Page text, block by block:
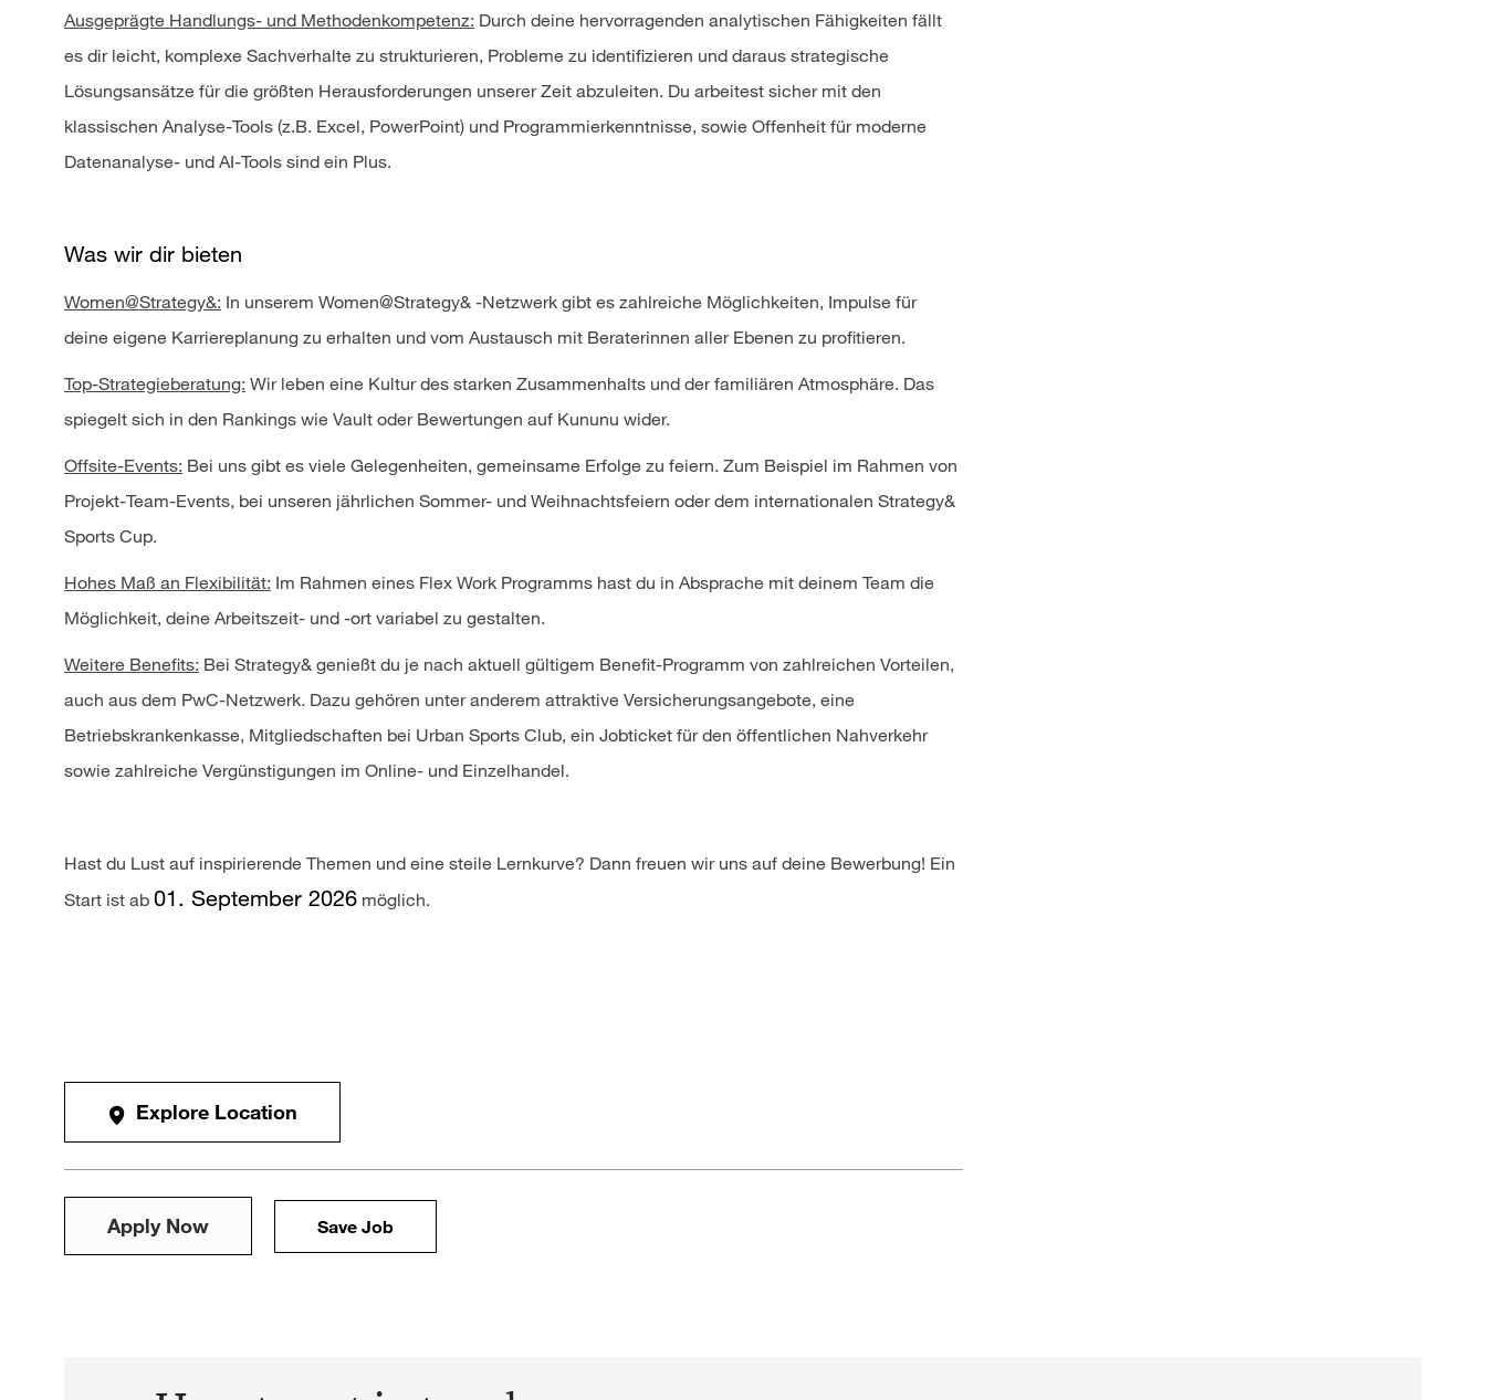
Ausgeprägte Handlungs- und Methodenkompetenz: Durch deine hervorragenden analytischen Fähigkeiten fällt
es dir leicht, komplexe Sachverhalte zu strukturieren, Probleme zu identifizieren und daraus strategische
Lösungsansätze für die größten Herausforderungen unserer Zeit abzuleiten. Du arbeitest sicher mit den
klassischen Analyse-Tools (z.B. Excel, PowerPoint) und Programmierkenntnisse, sowie Offenheit für moderne
Datenanalyse- und AI-Tools sind ein Plus.
Was wir dir bieten
Women@Strategy&: In unserem Women@Strategy& -Netzwerk gibt es zahlreiche Möglichkeiten, Impulse für
deine eigene Karriereplanung zu erhalten und vom Austausch mit Beraterinnen aller Ebenen zu profitieren.
Top-Strategieberatung: Wir leben eine Kultur des starken Zusammenhalts und der familiären Atmosphäre. Das
spiegelt sich in den Rankings wie Vault oder Bewertungen auf Kununu wider.
Offsite-Events: Bei uns gibt es viele Gelegenheiten, gemeinsame Erfolge zu feiern. Zum Beispiel im Rahmen von
Projekt-Team-Events, bei unseren jährlichen Sommer- und Weihnachtsfeiern oder dem internationalen Strategy&
Sports Cup.
Hohes Maß an Flexibilität: Im Rahmen eines Flex Work Programms hast du in Absprache mit deinem Team die
Möglichkeit, deine Arbeitszeit- und -ort variabel zu gestalten.
Weitere Benefits: Bei Strategy& genießt du je nach aktuell gültigem Benefit-Programm von zahlreichen Vorteilen,
auch aus dem PwC-Netzwerk. Dazu gehören unter anderem attraktive Versicherungsangebote, eine
Betriebskrankenkasse, Mitgliedschaften bei Urban Sports Club, ein Jobticket für den öffentlichen Nahverkehr
sowie zahlreiche Vergünstigungen im Online- und Einzelhandel.
Hast du Lust auf inspirierende Themen und eine steile Lernkurve? Dann freuen wir uns auf deine Bewerbung! Ein
Start ist ab 01. September 2026 möglich.
Explore Location
Apply Now Save Job